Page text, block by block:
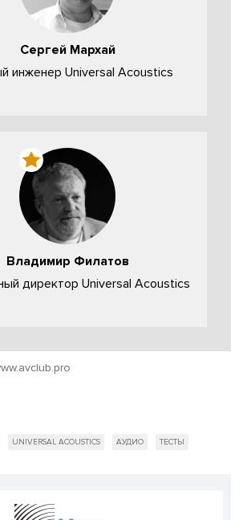
Сергей Мархай
инженер Universal Acoustics
Владимир Филатов
директор Universal Acoustics
UNIVERSAL ACOUSTICS АУДИО ТЕСТЫ